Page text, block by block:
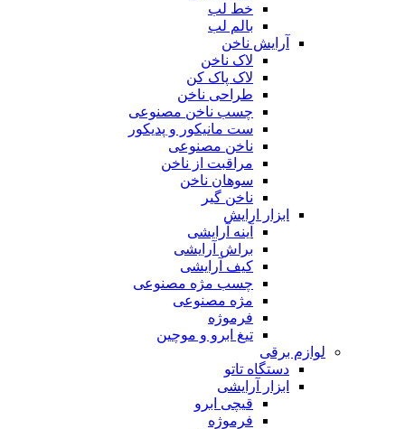
خط لب
بالم لب
آرایش ناخن
لاک ناخن
لاک پاک کن
طراحی ناخن
چسب ناخن مصنوعی
ست مانیکور و پدیکور
ناخن مصنوعی
مراقبت از ناخن
سوهان ناخن
ناخن گیر
ابزار ارایش
آینه آرایشی
براش آرایشی
کیف آرایشی
چسب مژه مصنوعی
مژه مصنوعی
فرموژه
تیغ ابرو و موچین
لوازم برقی
دستگاه تاتو
ابزار آرایشی
قیچی ابرو
فرموژه